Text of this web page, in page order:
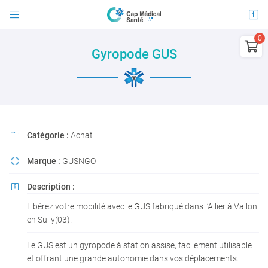
 

Voir notre sélection
 Adresse email de réception
En cochant cette case, vous consentez à recevoir nos propositions commerciales à
l'adresse email indiqué ci-dessus. Vous pouvez vous désinscrire à tout moment en
utilisant le formulaire de désinscription
INSCRIPTION
Gyropode GUS
 Catégorie : Achat
 Marque : GUSNGO
 Description :
Libérez votre mobilité avec le GUS fabriqué dans l’Allier à Vallon
en Sully(03)!
Le GUS est un gyropode à station assise, facilement utilisable
et offrant une grande autonomie dans vos déplacements.